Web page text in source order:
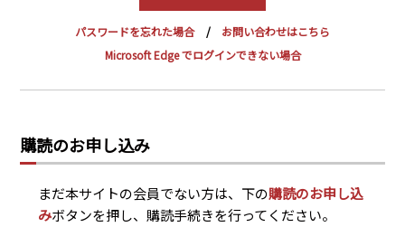
採用情報
English Website
瑞姆亜太能源諮問(北京)
パスワードを忘れた場合
お問い合わせはこちら
Microsoft Edge でログインできない場合
購読のお申し込み
まだ本サイトの会員でない方は、下の購読のお申し込
みボタンを押し、購読手続きを行ってください。